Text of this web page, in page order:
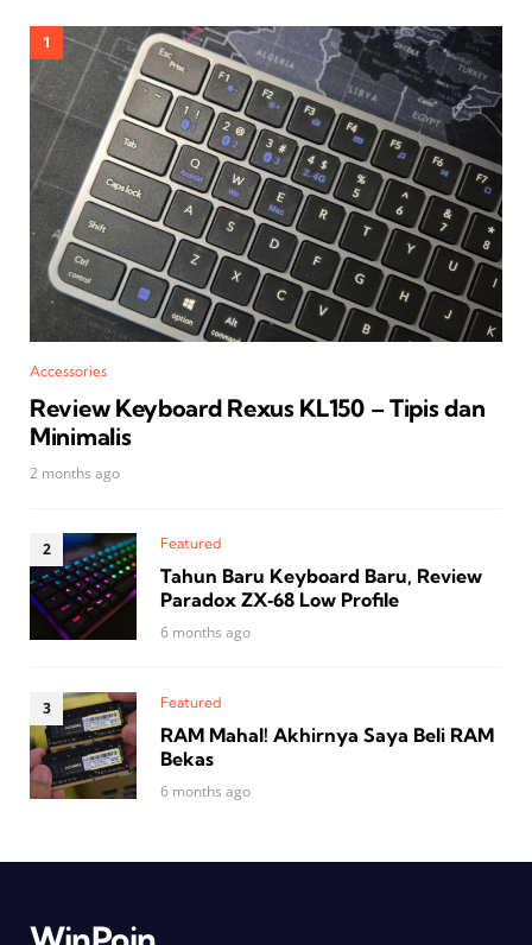
Accessories
Review Keyboard Rexus KL150 – Tipis dan
Minimalis
2 months ago
Featured
Tahun Baru Keyboard Baru, Review
Paradox ZX‑68 Low Profile
6 months ago
Featured
RAM Mahal! Akhirnya Saya Beli RAM
Bekas
6 months ago